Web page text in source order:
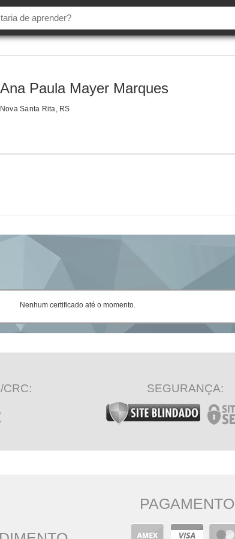
Ana Paula Mayer Marques
Nova Santa Rita, RS
Nenhum certificado até o momento.
CRC: SEGURANÇA:
PAGAMENTO